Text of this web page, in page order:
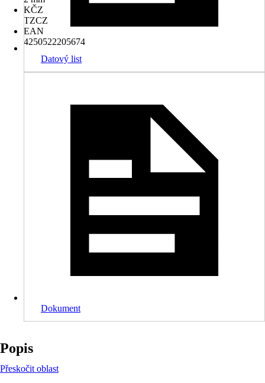
KČZ
TZCZ
EAN
4250522205674
Datový list
Dokument
Popis
Přeskočit oblast